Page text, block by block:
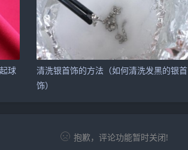
球
清洗银首饰的方法（如何清洗发黑的银首
饰）
抱歉，评论功能暂时关闭!